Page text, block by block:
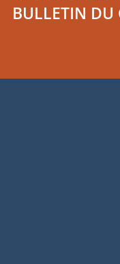
BULLETIN DU